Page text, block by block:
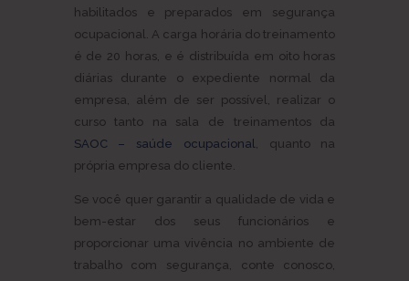
habilitados e preparados em segurança
ocupacional. A carga horária do treinamento
é de 20 horas, e é distribuída em oito horas
diárias durante o expediente normal da
empresa, além de ser possível, realizar o
curso tanto na sala de treinamentos da
SAOC – saúde ocupacional, quanto na
própria empresa do cliente.
Se você quer garantir a qualidade de vida e
bem-estar dos seus funcionários e
proporcionar uma vivência no ambiente de
trabalho com segurança, conte conosco,